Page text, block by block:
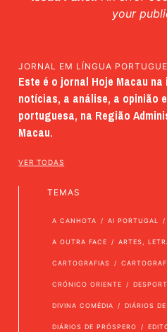
your
JORNAL EM LÍNGUA
Este é o jornal Hoje Macau
notícias, a análise, a opinião
portuguesa, na Região
Macau.
VER TODAS
TEMAS
A CANHOTA AI PORTUGAL
A OUTRA FACE ARTES,
CARTOGRAFIAS
CRÓNICO ORIENTE
DIVINA COMÉDIA DIÁRIOS
DIÁRIOS DE PRÓSPERO